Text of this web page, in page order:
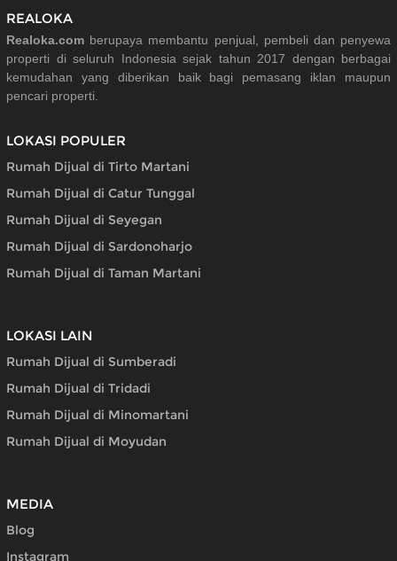
REALOKA
Realoka.com berupaya membantu penjual, pembeli dan penyewa
properti di seluruh Indonesia sejak tahun 2017 dengan berbagai
kemudahan yang diberikan baik bagi pemasang iklan maupun
pencari properti.
LOKASI POPULER
Rumah Dijual di Tirto Martani
Rumah Dijual di Catur Tunggal
Rumah Dijual di Seyegan
Rumah Dijual di Sardonoharjo
Rumah Dijual di Taman Martani
LOKASI LAIN
Rumah Dijual di Sumberadi
Rumah Dijual di Tridadi
Rumah Dijual di Minomartani
Rumah Dijual di Moyudan
MEDIA
Blog
Instagram